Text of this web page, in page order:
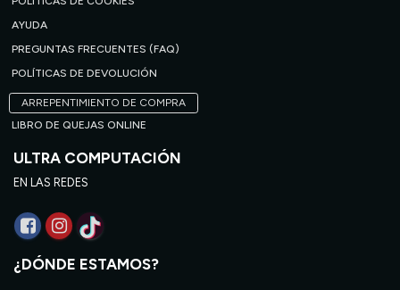
AYUDA
PREGUNTAS FRECUENTES (FAQ)
POLÍTICAS DE DEVOLUCIÓN
ARREPENTIMIENTO DE COMPRA
LIBRO DE QUEJAS ONLINE
ULTRA COMPUTACIÓN
EN LAS REDES
¿DÓNDE ESTAMOS?